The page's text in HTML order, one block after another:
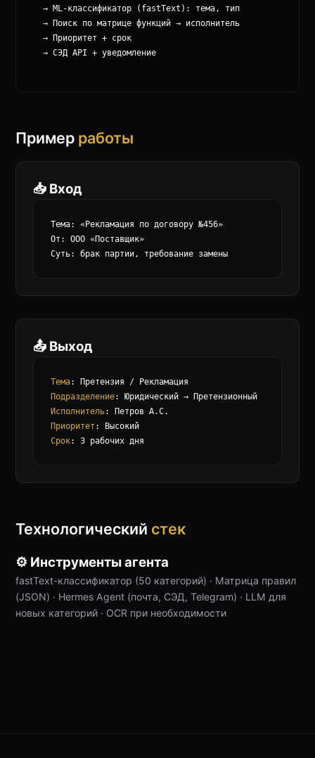
  → ML-классификатор (fastText): тема, тип
  → Поиск по матрице функций → исполнитель
  → Приоритет + срок
  → СЭД API + уведомление
Пример работы
📥 Вход
Тема: «Рекламация по договору №456»
От: ООО «Поставщик»
Суть: брак партии, требование замены
📤 Выход
Тема
Подразделение
Исполнитель
Приоритет
Срок: 3 рабочих дня
Технологический стек
⚙ Инструменты агента
fastText-классификатор (50 категорий) · Матрица правил
(JSON) · Hermes Agent (почта, СЭД, Telegram) · LLM для
новых категорий · OCR при необходимости